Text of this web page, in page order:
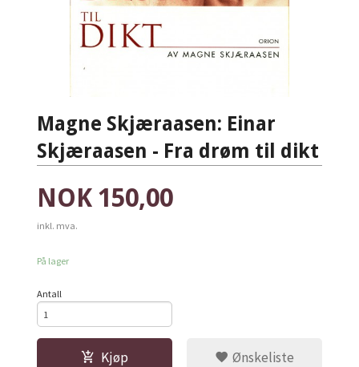
Magne Skjæraasen: Einar
Skjæraasen - Fra drøm til dikt
Pris
NOK 150,00
inkl. mva.
På lager
Antall
Kjøp Ønskeliste